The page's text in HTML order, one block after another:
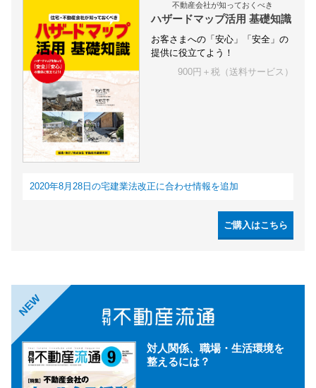
不動産会社が知っておくべき
ハザードマップ活用 基礎知識
お客さまへの「安心」「安全」の
提供に役立てよう！
900円＋税（送料サービス）
2020年8月28日の宅建業法改正に合わせ情報を追加
ご購入はこちら
NEW
対人関係、職場・生活環境を
整えるには？